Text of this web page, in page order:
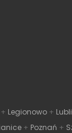
Legionowo
Poznań